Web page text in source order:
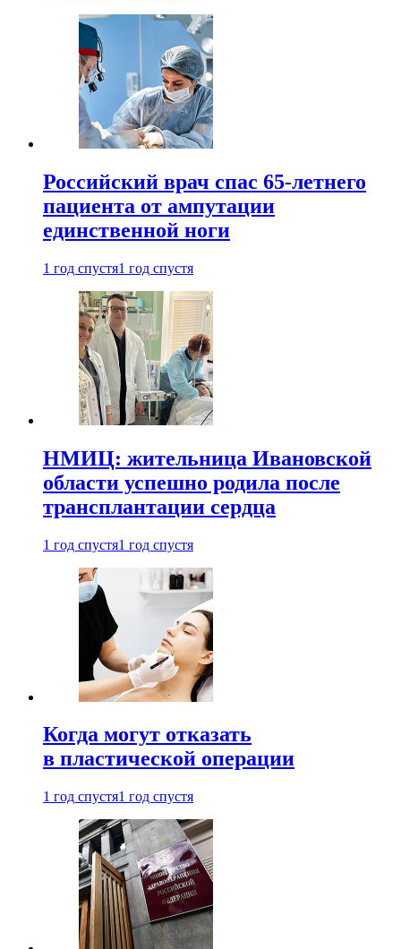
Российский врач спас 65-летнего
пациента от ампутации
единственной ноги
1 год спустя1 год спустя
НМИЦ: жительница Ивановской
области успешно родила после
трансплантации сердца
1 год спустя1 год спустя
Когда могут отказать
в пластической операции
1 год спустя1 год спустя